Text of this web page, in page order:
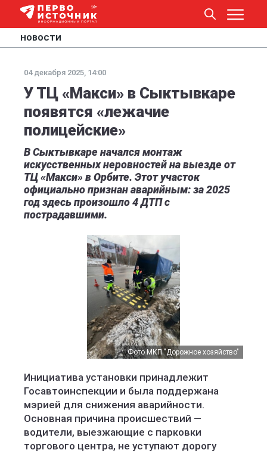
НОВОСТИ
04 декабря 2025, 14:00
У ТЦ «Макси» в Сыктывкаре
появятся «лежачие
полицейские»
В Сыктывкаре начался монтаж
искусственных неровностей на выезде от
ТЦ «Макси» в Орбите. Этот участок
официально признан аварийным: за 2025
год здесь произошло 4 ДТП с
пострадавшими.
Фото МКП "Дорожное хозяйство"
Инициатива установки принадлежит
Госавтоинспекции и была поддержана
мэрией для снижения аварийности.
Основная причина происшествий —
водители, выезжающие с парковки
торгового центра, не уступают дорогу